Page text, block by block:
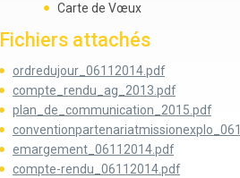
Carte de Vœux
Fichiers attachés
ordredujour_06112014.pdf
compte_rendu_ag_2013.pdf
plan_de_communication_2015.pdf
emargement_06112014.pdf
compte-rendu_06112014.pdf